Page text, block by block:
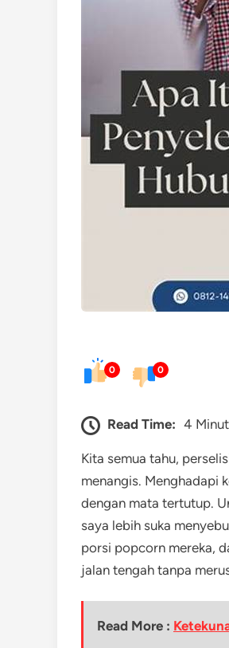
0 0
Read Time: 4
Kita semua tahu,
menangis. Menghadapi
dengan mata tertutup.
saya lebih suka
porsi popcorn mereka,
jalan tengah tanpa
Read More :